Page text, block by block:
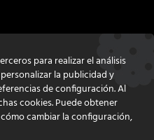
para realizar el análisis
la publicidad y
de configuración. Al
cookies. Puede obtener
cambiar la configuración,